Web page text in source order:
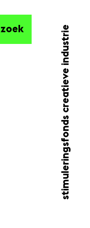
stimuleringsfonds creatieve industrie
zoek